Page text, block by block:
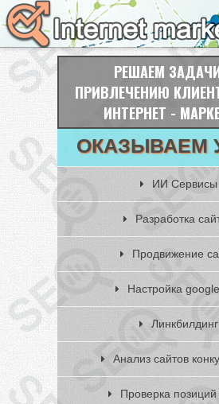
РЕШАЕМ
ПРИВЛЕЧЕНИЮ
ИНТЕРНЕТ -
ОКАЗЫВАЕМ
ИИ Сервисы
Разработка
Продвижение
Настройка
Линкбилдинг
Анализ сайтов
Проверка позиций